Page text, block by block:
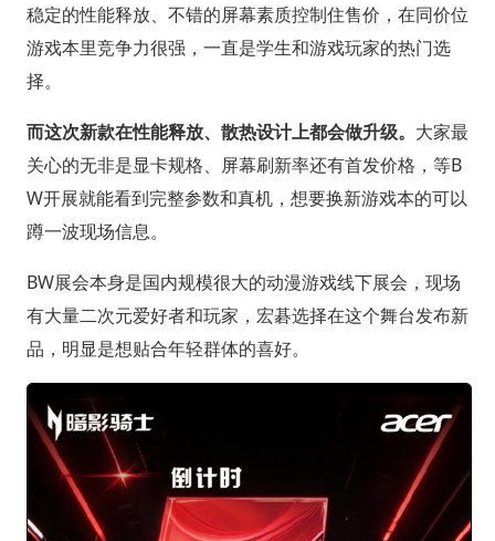
稳定的性能释放、不错的屏幕素质控制住售价，在同价位
游戏本里竞争力很强，一直是学生和游戏玩家的热门选
择。
而这次新款在性能释放、散热设计上都会做升级。 大家最
关心的无非是显卡规格、屏幕刷新率还有首发价格，等B
W开展就能看到完整参数和真机，想要换新游戏本的可以
蹲一波现场信息。
BW展会本身是国内规模很大的动漫游戏线下展会，现场
有大量二次元爱好者和玩家，宏碁选择在这个舞台发布新
品，明显是想贴合年轻群体的喜好。